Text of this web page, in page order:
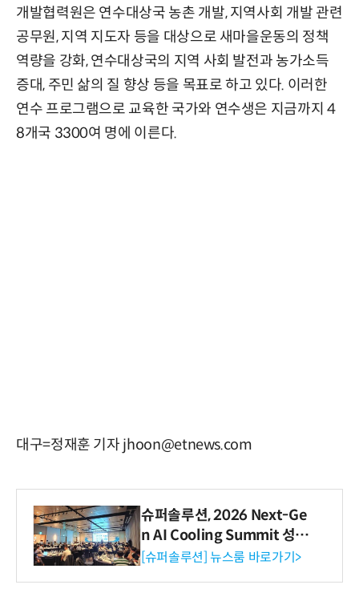
개발협력원은 연수대상국 농촌 개발, 지역사회 개발 관련
공무원, 지역 지도자 등을 대상으로 새마을운동의 정책
역량을 강화, 연수대상국의 지역 사회 발전과 농가소득
증대, 주민 삶의 질 향상 등을 목표로 하고 있다. 이러한
연수 프로그램으로 교육한 국가와 연수생은 지금까지 4
8개국 3300여 명에 이른다.
대구=정재훈 기자 jhoon@etnews.com
슈퍼솔루션, 2026 Next-Ge
n AI Cooling Summit 성황
리 성료
[슈퍼솔루션] 뉴스룸 바로가기>